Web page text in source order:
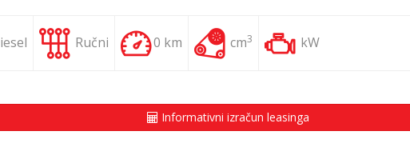
Ručni 0 km cm3 kW
Informativni izračun leasinga